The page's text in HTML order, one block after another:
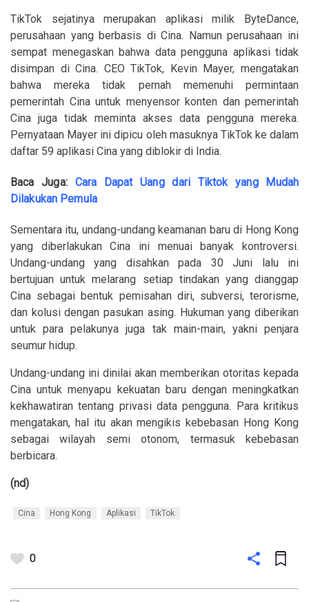
TikTok sejatinya merupakan aplikasi milik ByteDance,
perusahaan yang berbasis di Cina. Namun perusahaan ini
sempat menegaskan bahwa data pengguna aplikasi tidak
disimpan di Cina. CEO TikTok, Kevin Mayer, mengatakan
bahwa mereka tidak pernah memenuhi permintaan
pemerintah Cina untuk menyensor konten dan pemerintah
Cina juga tidak meminta akses data pengguna mereka.
Pernyataan Mayer ini dipicu oleh masuknya TikTok ke dalam
daftar 59 aplikasi Cina yang diblokir di India.
Baca Juga: Cara Dapat Uang dari Tiktok yang Mudah
Dilakukan Pemula
Sementara itu, undang-undang keamanan baru di Hong Kong
yang diberlakukan Cina ini menuai banyak kontroversi.
Undang-undang yang disahkan pada 30 Juni lalu ini
bertujuan untuk melarang setiap tindakan yang dianggap
Cina sebagai bentuk pemisahan diri, subversi, terorisme,
dan kolusi dengan pasukan asing. Hukuman yang diberikan
untuk para pelakunya juga tak main-main, yakni penjara
seumur hidup.
Undang-undang ini dinilai akan memberikan otoritas kepada
Cina untuk menyapu kekuatan baru dengan meningkatkan
kekhawatiran tentang privasi data pengguna. Para kritikus
mengatakan, hal itu akan mengikis kebebasan Hong Kong
sebagai wilayah semi otonom, termasuk kebebasan
berbicara.
(nd)
Cina Hong Kong Aplikasi TikTok
0